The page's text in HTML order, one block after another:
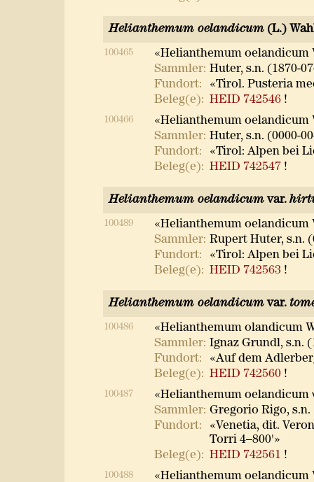
Helianthemum oelandicum (L.)
100465
«Helianthemum oelandicum
Sammler: Huter, s.n. (1870-
Fundort:
«Tirol. Pusteria
Beleg(e): HEID 742546 !
100466
«Helianthemum oelandicum
Sammler: Huter, s.n. (0000-
Fundort:
«Tirol: Alpen bei
Beleg(e): HEID 742547 !
Helianthemum oelandicum var.
100489
«Helianthemum oelandicum
Sammler: Rupert Huter, s.n.
Fundort:
«Tirol: Alpen bei
Beleg(e): HEID 742563 !
Helianthemum oelandicum var.
100486
«Helianthemum olandicum
Sammler: Ignaz Grundl, s.n.
Fundort:
«Auf dem
Beleg(e): HEID 742560 !
100487
«Helianthemum oelandicum
Sammler: Gregorio Rigo, s.n.
Fundort:
«Venetia, dit.
Torri 4–800'»
Beleg(e): HEID 742561 !
100488
«Helianthemum oelandicum